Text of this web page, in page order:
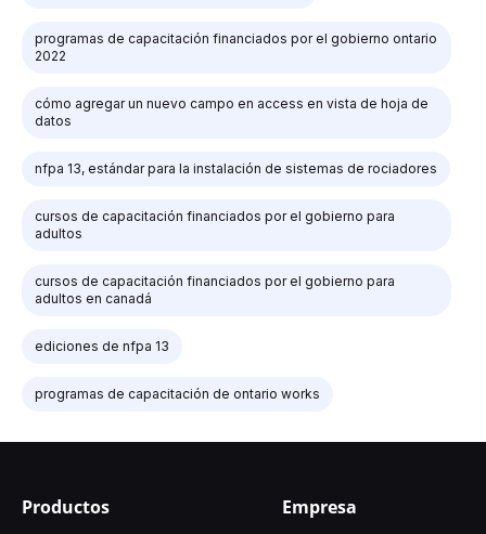
programas de capacitación financiados por el gobierno ontario
2022
cómo agregar un nuevo campo en access en vista de hoja de
datos
nfpa 13, estándar para la instalación de sistemas de rociadores
cursos de capacitación financiados por el gobierno para
adultos
cursos de capacitación financiados por el gobierno para
adultos en canadá
ediciones de nfpa 13
programas de capacitación de ontario works
Productos Empresa